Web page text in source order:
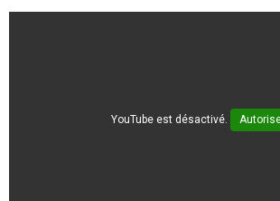
YouTube est désactivé.